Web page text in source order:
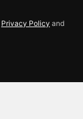
Privacy Policy and